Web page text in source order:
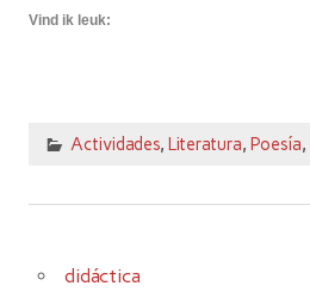
Vind ik leuk:
Actividades, Literatura, Poesía,
didáctica